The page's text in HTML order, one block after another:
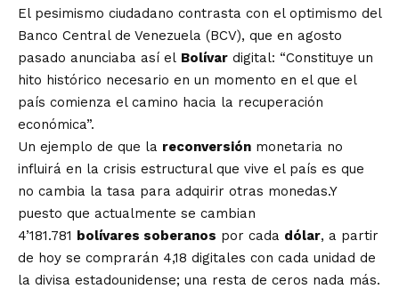
El pesimismo ciudadano contrasta con el optimismo del
Banco Central de Venezuela (BCV), que en agosto
pasado anunciaba así el Bolívar digital: “Constituye un
hito histórico necesario en un momento en el que el
país comienza el camino hacia la recuperación
económica”.
Un ejemplo de que la reconversión monetaria no
influirá en la crisis estructural que vive el país es que
no cambia la tasa para adquirir otras monedas.Y
puesto que actualmente se cambian
4’181.781 bolívares soberanos por cada dólar, a partir
de hoy se comprarán 4,18 digitales con cada unidad de
la divisa estadounidense; una resta de ceros nada más.